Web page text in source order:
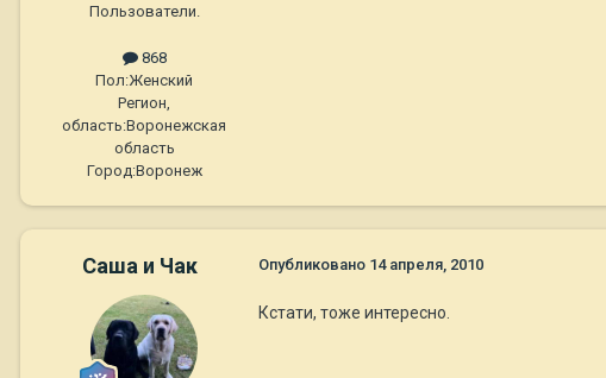
Пользователи.
868
Пол:Женский
Регион,
область:Воронежская
область
Город:Воронеж
Саша и Чак Опубликовано 14 апреля, 2010
Кстати, тоже интересно.